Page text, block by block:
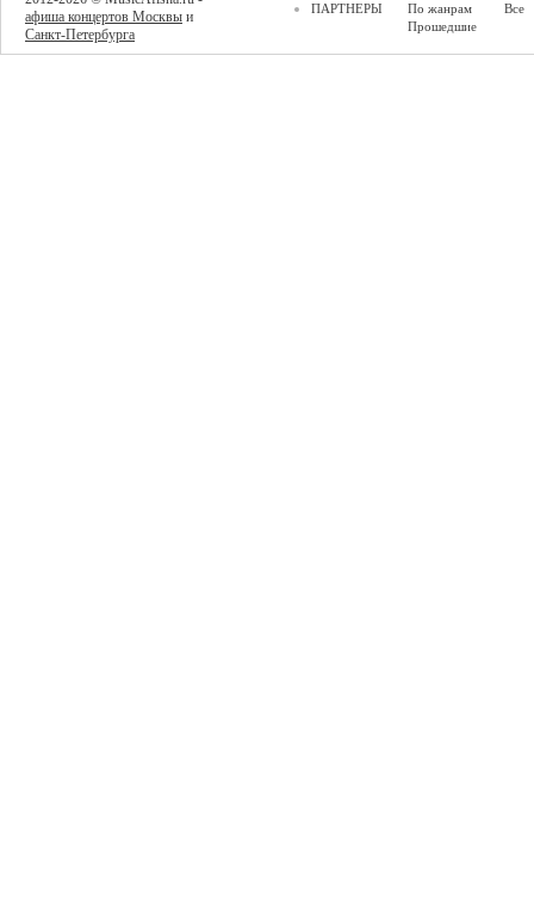
афиша концертов Москвы и
Санкт-Петербурга
ПАРТНЕРЫ
По жанрам
Прошедшие
Все